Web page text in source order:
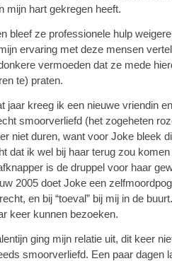
mijn hart gekregen heeft.
bleef ze professionele hulp
ervaring met deze mensen
vermoeden dat ze mede
te) praten.
jaar kreeg ik een nieuwe vriendin
smoorverliefd (het zogeheten
niet duren, want voor Joke bleek
dat ik wel bij haar terug zou
is de druppel voor haar
2005 doet Joke een
en bij “toeval” bij mij in de
keer kunnen bezoeken.
ging mijn relatie uit, dit keer
smoorverliefd. Een paar dagen